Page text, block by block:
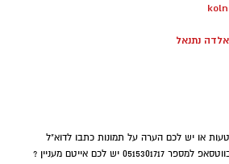
אלדה נתנאל
או יש לכם הערה על תמונות כתבו לדוא"ל
או בווטסאפ למספר 0515301717 יש לכם אייטם מעניין ?